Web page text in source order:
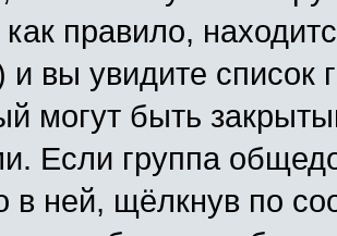
как правило,
и вы увидите список
могут быть
Если группа
в ней, щёлкнув по